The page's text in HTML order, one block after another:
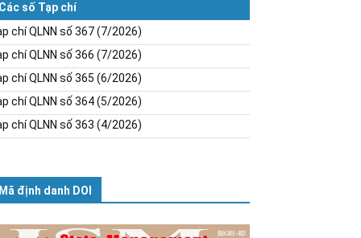
Các số Tạp chí
chí QLNN số 367 (7/2026)
chí QLNN số 366 (7/2026)
chí QLNN số 365 (6/2026)
chí QLNN số 364 (5/2026)
chí QLNN số 363 (4/2026)
Mã định danh DOI